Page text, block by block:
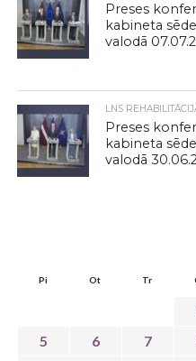
Preses
kabineta
valodā
LNS
Preses
kabineta
valodā
Pi Ot Tr
5
6 7